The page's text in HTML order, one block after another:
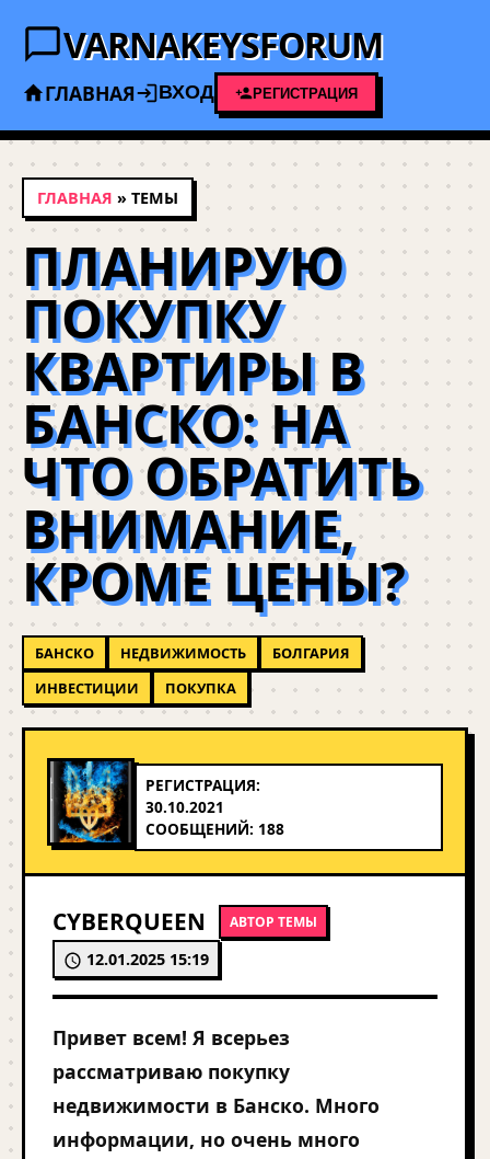
VARNAKEYSFORUM
ГЛАВНАЯ ВХОД РЕГИСТРАЦИЯ
ГЛАВНАЯ » ТЕМЫ
ПЛАНИРУЮ
ПОКУПКУ
КВАРТИРЫ В
БАНСКО: НА
ЧТО ОБРАТИТЬ
ВНИМАНИЕ,
КРОМЕ ЦЕНЫ?
БАНСКО НЕДВИЖИМОСТЬ
БОЛГАРИЯ
ИНВЕСТИЦИИ
ПОКУПКА
РЕГИСТРАЦИЯ:
30.10.2021
СООБЩЕНИЙ: 188
CYBERQUEEN АВТОР ТЕМЫ
12.01.2025 15:19
Привет всем! Я всерьез
рассматриваю покупку
недвижимости в Банско. Много
информации, но очень много